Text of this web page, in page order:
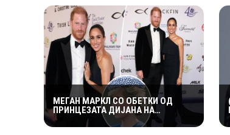
МЕГАН МАРКЛ СО ОБЕТКИ ОД
ПРИНЦЕЗАТА ДИЈАНА НА
РОМАНТИЧНА ВЕЧЕР СО ПРИНЦОТ
ХАРИ ВО КАНАДА